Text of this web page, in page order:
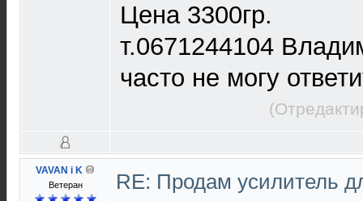
Цена 3300гр.
т.0671244104
часто не могу
VAVAN i K
Ветеран
RE: Продам усилитель